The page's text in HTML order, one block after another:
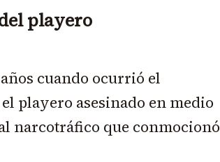
playero
cuando ocurrió el
playero asesinado en medio
narcotráfico que conmocionó